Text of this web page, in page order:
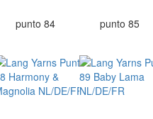
punto 84 punto 85